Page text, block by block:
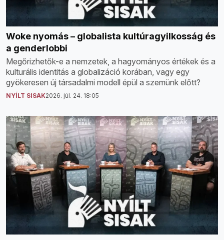
Woke nyomás – globalista kultúragyilkosság és
a genderlobbi
Megőrizhetők-e a nemzetek, a hagyományos értékek és a
kulturális identitás a globalizáció korában, vagy egy
gyökeresen új társadalmi modell épül a szemünk előtt?
NYÍLT SISAK2026. júl. 24. 18:05